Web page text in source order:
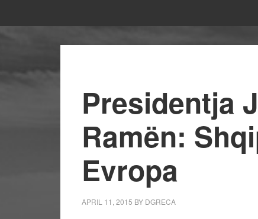
Presidentja
Ramën:
Evropa
APRIL 11, 2015 BY DGRECA